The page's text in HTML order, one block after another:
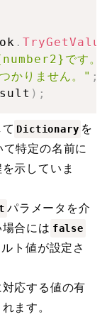
.
です。
かりません。" ;
) ;
Dictionary を
て特定の名前に
示していま
パラメータを介
合には false
ト値が設定さ
応する値の有
ます。